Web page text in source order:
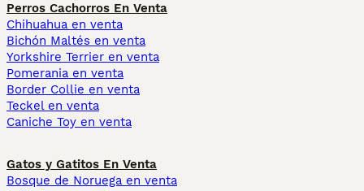
Perros Cachorros En Venta
Chihuahua en venta
Bichón Maltés en venta
Yorkshire Terrier en venta
Pomerania en venta
Border Collie en venta
Teckel en venta
Caniche Toy en venta
Gatos y Gatitos En Venta
Bosque de Noruega en venta